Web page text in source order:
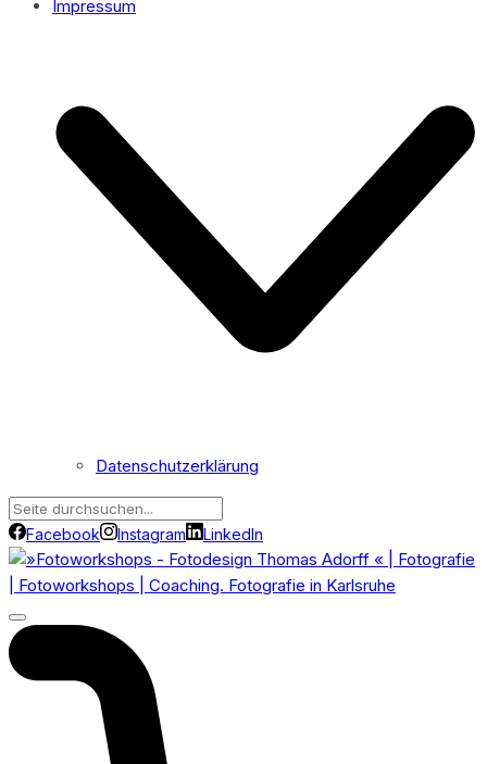
Impressum
Datenschutzerklärung
Facebook Instagram LinkedIn